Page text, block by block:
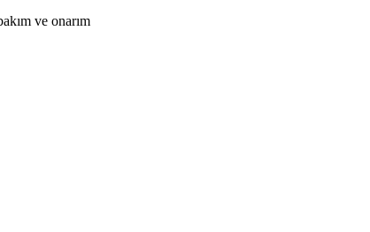
ve onarım